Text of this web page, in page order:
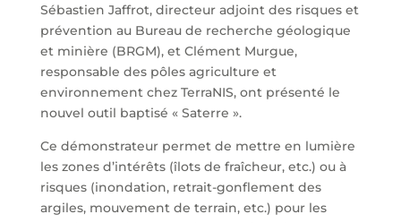
Sébastien Jaffrot, directeur adjoint des risques et
prévention au Bureau de recherche géologique
et minière (BRGM), et Clément Murgue,
responsable des pôles agriculture et
environnement chez TerraNIS, ont présenté le
nouvel outil baptisé « Saterre ».
Ce démonstrateur permet de mettre en lumière
les zones d’intérêts (îlots de fraîcheur, etc.) ou à
risques (inondation, retrait-gonflement des
argiles, mouvement de terrain, etc.) pour les